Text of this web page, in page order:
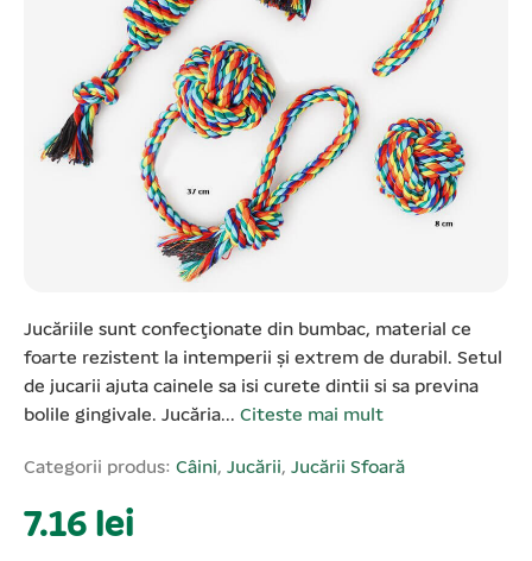
Jucăriile sunt confecţionate din bumbac, material ce
foarte rezistent la intemperii şi extrem de durabil. Setul
de jucarii ajuta cainele sa isi curete dintii si sa previna
bolile gingivale. Jucăria... Citeste mai mult
Categorii produs: Câini, Jucării, Jucării Sfoară
7.16 lei